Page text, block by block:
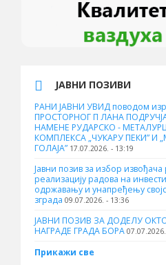
ЈАВНИ ПОЗИВИ
РАНИ ЈАВНИ УВИД поводом
ПРОСТОРНОГ П ЛАНА
НАМЕНЕ РУДАРСКО -
КОМПЛЕКСА „ЧУКАРУ ПЕКИ” И
ГОЛАЈА” 17.07.2026. - 13:19
Јавни позив за избор извођача
реализацију радова на
одржавању и унапређењу
зграда 09.07.2026. - 13:36
ЈАВНИ ПОЗИВ ЗА ДОДЕЛУ
НАГРАДЕ ГРАДА БОРА
Прикажи све